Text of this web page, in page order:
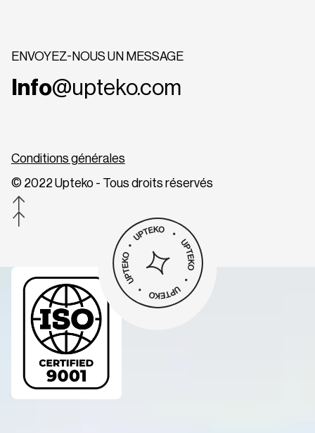
ENVOYEZ-NOUS UN MESSAGE
Info@upteko.com
Conditions générales
© 2022 Upteko - Tous droits réservés